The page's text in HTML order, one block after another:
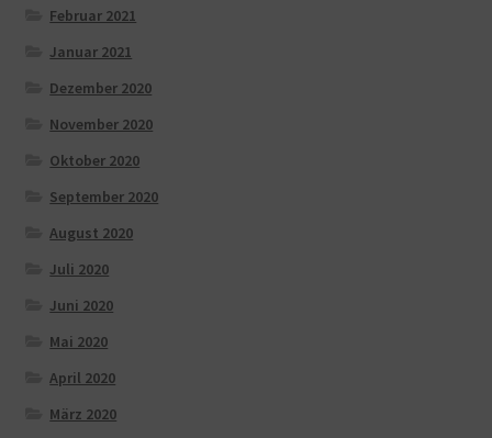
Februar 2021
Januar 2021
Dezember 2020
November 2020
Oktober 2020
September 2020
August 2020
Juli 2020
Juni 2020
Mai 2020
April 2020
März 2020